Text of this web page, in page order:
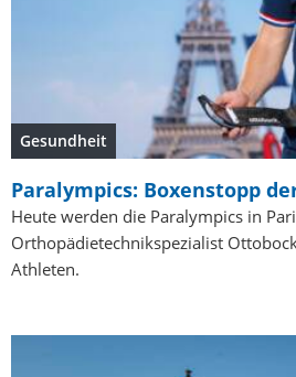
Gesundheit
Paralympics: Boxenstopp
Heute werden die Paralympics in
Orthopädietechnikspezialist
Athleten.